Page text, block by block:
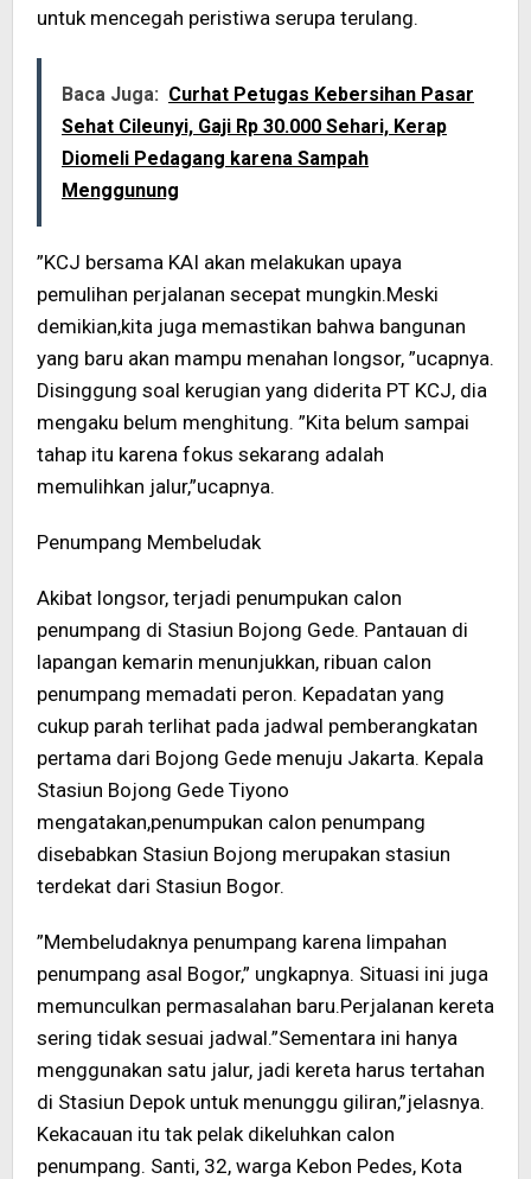
untuk mencegah peristiwa serupa terulang.
Baca Juga: Curhat Petugas Kebersihan Pasar
Sehat Cileunyi, Gaji Rp 30.000 Sehari, Kerap
Diomeli Pedagang karena Sampah
Menggunung
”KCJ bersama KAI akan melakukan upaya
pemulihan perjalanan secepat mungkin.Meski
demikian,kita juga memastikan bahwa bangunan
yang baru akan mampu menahan longsor, ”ucapnya.
Disinggung soal kerugian yang diderita PT KCJ, dia
mengaku belum menghitung. ”Kita belum sampai
tahap itu karena fokus sekarang adalah
memulihkan jalur,”ucapnya.
Penumpang Membeludak
Akibat longsor, terjadi penumpukan calon
penumpang di Stasiun Bojong Gede. Pantauan di
lapangan kemarin menunjukkan, ribuan calon
penumpang memadati peron. Kepadatan yang
cukup parah terlihat pada jadwal pemberangkatan
pertama dari Bojong Gede menuju Jakarta. Kepala
Stasiun Bojong Gede Tiyono
mengatakan,penumpukan calon penumpang
disebabkan Stasiun Bojong merupakan stasiun
terdekat dari Stasiun Bogor.
”Membeludaknya penumpang karena limpahan
penumpang asal Bogor,” ungkapnya. Situasi ini juga
memunculkan permasalahan baru.Perjalanan kereta
sering tidak sesuai jadwal.”Sementara ini hanya
menggunakan satu jalur, jadi kereta harus tertahan
di Stasiun Depok untuk menunggu giliran,”jelasnya.
Kekacauan itu tak pelak dikeluhkan calon
penumpang. Santi, 32, warga Kebon Pedes, Kota